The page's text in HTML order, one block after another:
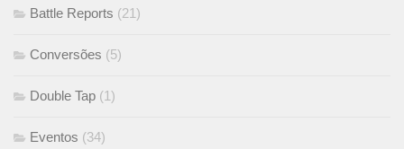
Battle Reports (21)
Conversões (5)
Double Tap (1)
Eventos (34)